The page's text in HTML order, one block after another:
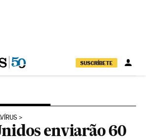
SUSCRÍBETE
enviarão 60